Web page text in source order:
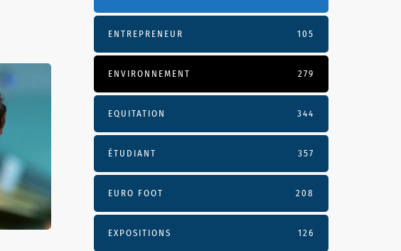
ENTREPRENEUR 105
ENVIRONNEMENT 279
EQUITATION 344
ÉTUDIANT 357
EURO FOOT 208
EXPOSITIONS 126